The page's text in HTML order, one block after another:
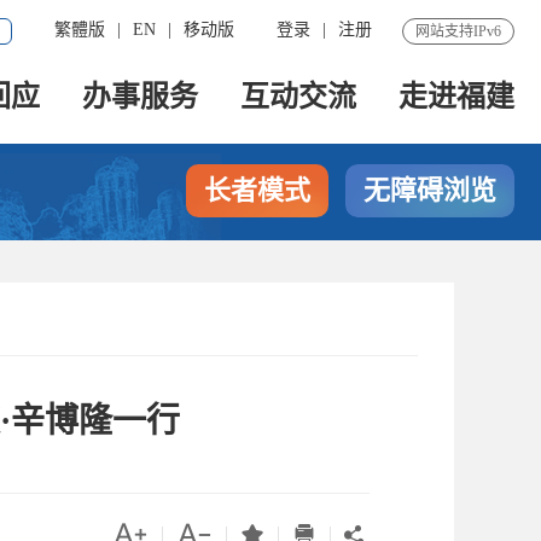
网站支持IPv6
登录 注册
繁體版 EN 移动版
应 办事服务 互动交流 走进福建
长者模式 无障碍浏览
辛博隆一行
  